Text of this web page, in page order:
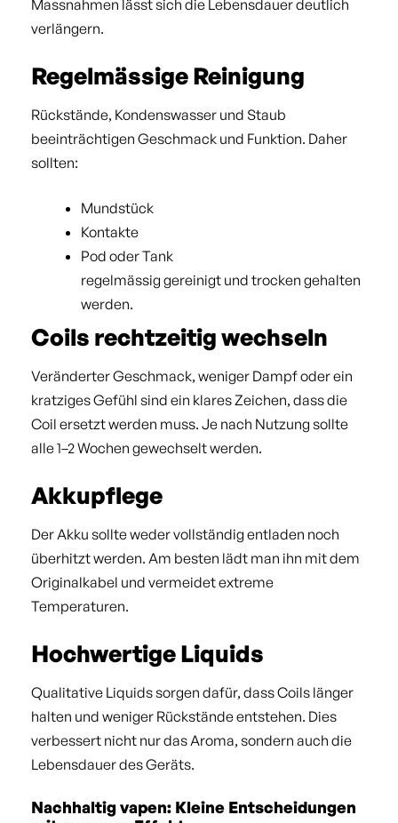
Massnahmen lässt sich die Lebensdauer deutlich
verlängern.
Regelmässige Reinigung
Rückstände, Kondenswasser und Staub
beeinträchtigen Geschmack und Funktion. Daher
sollten:
Mundstück
Kontakte
Pod oder Tank
regelmässig gereinigt und trocken gehalten
werden.
Coils rechtzeitig wechseln
Veränderter Geschmack, weniger Dampf oder ein
kratziges Gefühl sind ein klares Zeichen, dass die
Coil ersetzt werden muss. Je nach Nutzung sollte
alle 1–2 Wochen gewechselt werden.
Akkupflege
Der Akku sollte weder vollständig entladen noch
überhitzt werden. Am besten lädt man ihn mit dem
Originalkabel und vermeidet extreme
Temperaturen.
Hochwertige Liquids
Qualitative Liquids sorgen dafür, dass Coils länger
halten und weniger Rückstände entstehen. Dies
verbessert nicht nur das Aroma, sondern auch die
Lebensdauer des Geräts.
Nachhaltig vapen: Kleine Entscheidungen